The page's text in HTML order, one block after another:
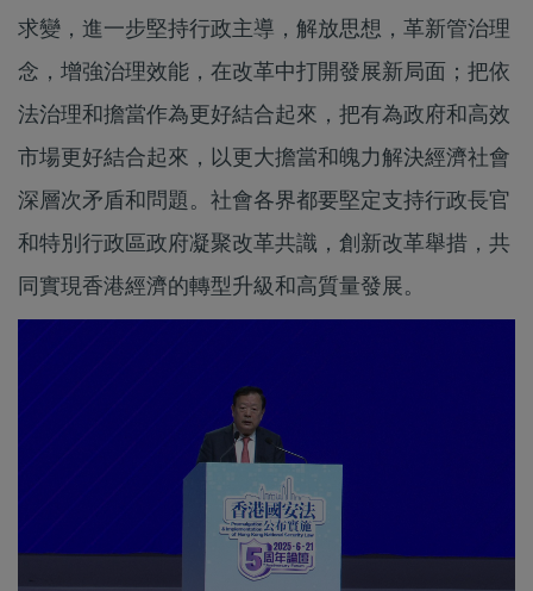
求變，進一步堅持行政主導，解放思想，革新管治理
念，增強治理效能，在改革中打開發展新局面；把依
法治理和擔當作為更好結合起來，把有為政府和高效
市場更好結合起來，以更大擔當和魄力解決經濟社會
深層次矛盾和問題。社會各界都要堅定支持行政長官
和特別行政區政府凝聚改革共識，創新改革舉措，共
同實現香港經濟的轉型升級和高質量發展。